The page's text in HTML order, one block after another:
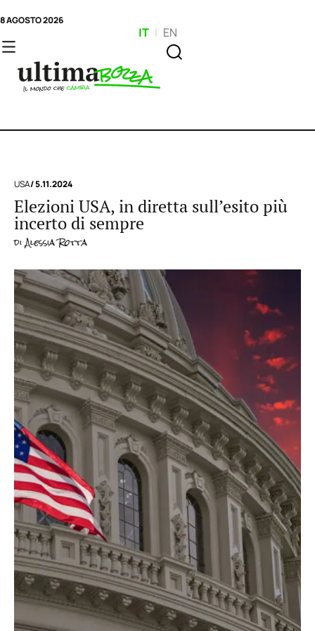
8 AGOSTO 2026
IT | EN
USA/ 5.11.2024
Elezioni USA, in diretta sull’esito più
incerto di sempre
diAlessia Rotta